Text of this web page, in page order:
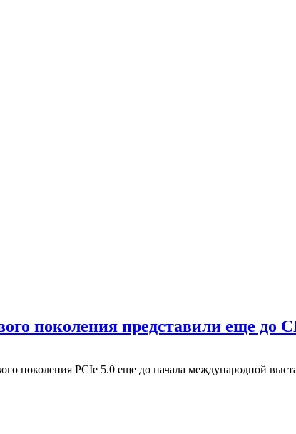
поколения представили еще до
поколения PCIe 5.0 еще до начала международной